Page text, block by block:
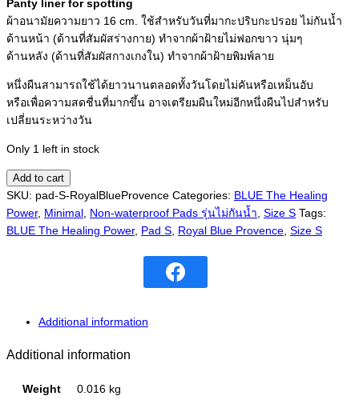
Panty liner for spotting
ผ้าอนามัยความยาว 16 cm. ใช้สำหรับวันที่มากะปริบกะปรอย ไม่กันน้ำ
ด้านหน้า (ด้านที่สัมผัสร่างกาย) ทำจากผ้าฝ้ายไม่ฟอกขาว นุ่มๆ
ด้านหลัง (ด้านที่สัมผัสกางเกงใน) ทำจากผ้าฝ้ายพิมพ์ลาย
หนึ่งผืนสามารถใช้ได้ยาวนานตลอดทั้งวันโดยไม่คันหรือเหม็นอับ
หรือเพื่อความสดชื่นที่มากขึ้น อาจเตรียมผืนใหม่อีกหนึ่งผืนไปสำหรับ
เปลี่ยนระหว่างวัน
Only 1 left in stock
Add to cart
SKU: pad-S-RoyalBlueProvence Categories: BLUE The Healing
Power, Minimal, Non-waterproof Pads รุ่นไม่กันน้ำ, Size S Tags:
BLUE The Healing Power, Pad S, Royal Blue Provence, Size S
Additional information
Additional information
Weight
0.016 kg